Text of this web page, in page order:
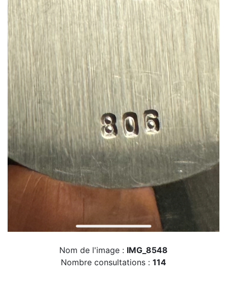
Nom de l'image : IMG_8548
Nombre consultations : 114